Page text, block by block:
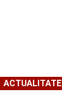
ACTUALITATE